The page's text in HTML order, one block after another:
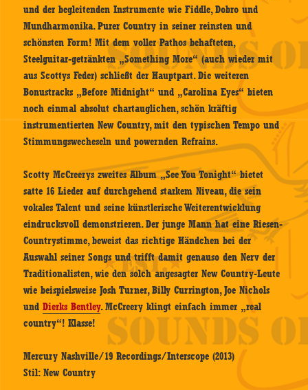
und der begleitenden Instrumente wie Fiddle, Dobro und
Mundharmonika. Purer Country in seiner reinsten und
schönsten Form! Mit dem voller Pathos behafteten,
Steelguitar-getränkten „Something More“ (auch wieder mit
aus Scottys Feder) schließt der Hauptpart. Die weiteren
Bonustracks „Before Midnight“ und „Carolina Eyes“ bieten
noch einmal absolut chartauglichen, schön kräftig
instrumentierten New Country, mit den typischen Tempo und
Stimmungswecheseln und powernden Refrains.
Scotty McCreerys zweites Album „See You Tonight“ bietet
satte 16 Lieder auf durchgehend starkem Niveau, die sein
vokales Talent und seine künstlerische Weiterentwicklung
eindrucksvoll demonstrieren. Der junge Mann hat eine Riesen-
Countrystimme, beweist das richtige Händchen bei der
Auswahl seiner Songs und trifft damit genauso den Nerv der
Traditionalisten, wie den solch angesagter New Country-Leute
wie beispielsweise Josh Turner, Billy Currington, Joe Nichols
undDierks Bentley. McCreery klingt einfach immer „real
country“! Klasse!
Mercury Nashville/19 Recordings/Interscope (2013)
Stil: New Country